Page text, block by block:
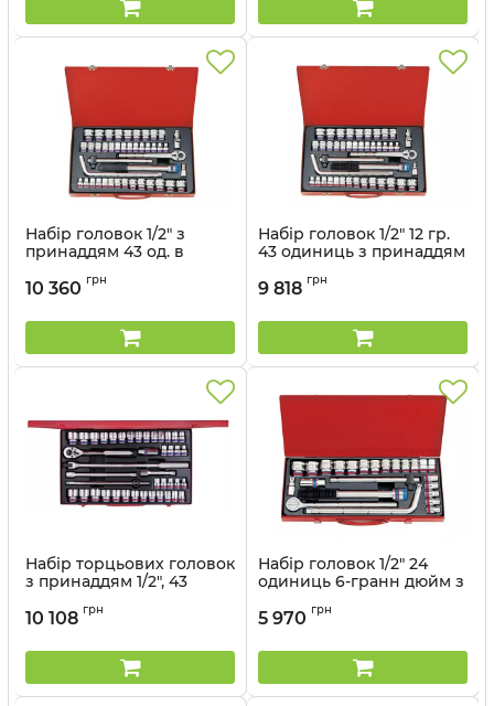
Набір головок 1/2" з
принаддям 43 од. в
Артикул: 4544CR
10 360 грн
Набір головок 1/2" 12 гр.
43 одиниць з принаддям
Артикул:
9 818 грн
Набір торцьових головок
з принаддям 1/2", 43
кейсі
10 108 грн
Набір головок 1/2" 24
одиниць 6-гранн дюйм з
металевому кейсі
5 970 грн